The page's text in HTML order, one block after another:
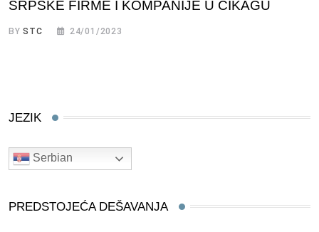
SRPSKE FIRME I KOMPANIJE U ČIKAGU
BYSTC 24/01/2023
JEZIK
Serbian
PREDSTOJEĆA DEŠAVANJA